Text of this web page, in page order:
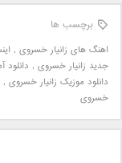
برچسب ها
اهنگ های زانیار خسروی ,
جدید زانیار خسروی ,
دانلود موزیک زانیار خسروی ,
خسروی